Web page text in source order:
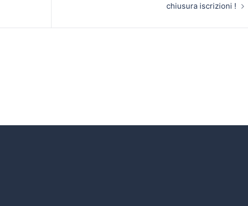
chiusura iscrizioni !